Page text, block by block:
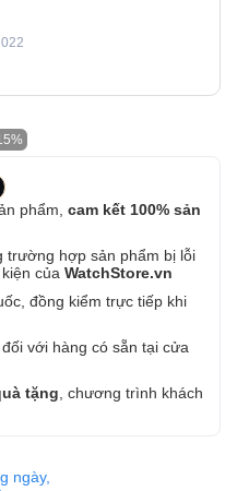
phẩm, cam kết 100% sản
hợp sản phẩm bị lỗi
của WatchStore.vn
đồng kiểm trực tiếp khi
với hàng có sẵn tại cửa
tặng , chương trình khách
ngày,